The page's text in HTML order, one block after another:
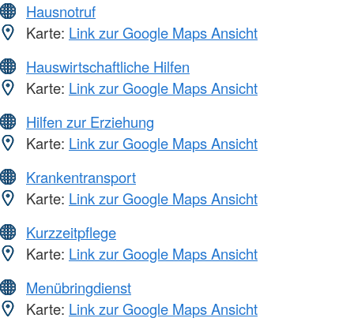
Hausnotruf
Karte: Link zur Google Maps Ansicht
Hauswirtschaftliche Hilfen
Karte: Link zur Google Maps Ansicht
Hilfen zur Erziehung
Karte: Link zur Google Maps Ansicht
Krankentransport
Karte: Link zur Google Maps Ansicht
Kurzzeitpflege
Karte: Link zur Google Maps Ansicht
Menübringdienst
Karte: Link zur Google Maps Ansicht